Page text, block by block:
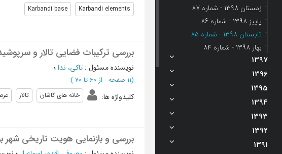
زمستان 1398 - شماره 87
پاییز 1398 - شماره 86
تابستان 1398 - شماره 85
بهار 1398 - شماره 84
1397
1396
1395
1394
1393
1392
1391
Karbandi elements
Karbandi base
بررسی ترکیبات فضایی تالار و
نویسنده مسئول : تاکی، ندا؛
(‎11 صفحه - از 60 تا 70 )
کلیدواژه ها: خانه های کاشان تالار
بررسی و بازنمایی هویت تاریخی شهر